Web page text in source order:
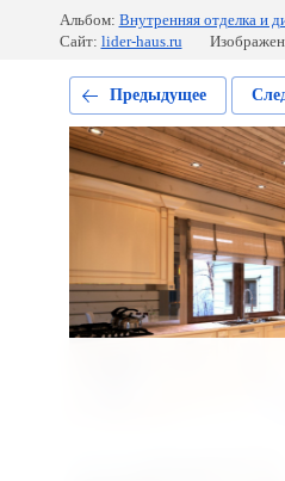
Альбом: Внутренняя отделка и
Сайт: lider-haus.ru
Предыдущее